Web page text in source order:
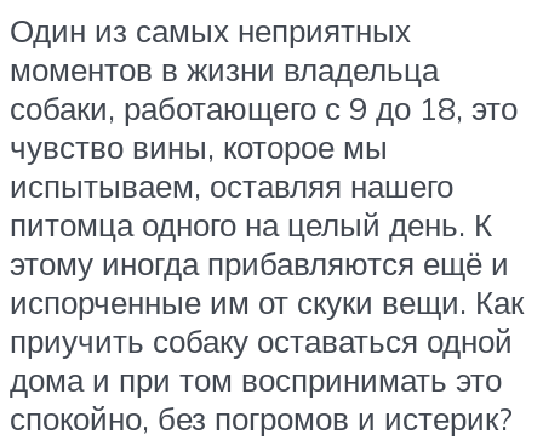
Один из самых неприятных
моментов в жизни владельца
собаки, работающего с 9 до 18, это
чувство вины, которое мы
испытываем, оставляя нашего
питомца одного на целый день. К
этому иногда прибавляются ещё и
испорченные им от скуки вещи. Как
приучить собаку оставаться одной
дома и при том воспринимать это
спокойно, без погромов и истерик?